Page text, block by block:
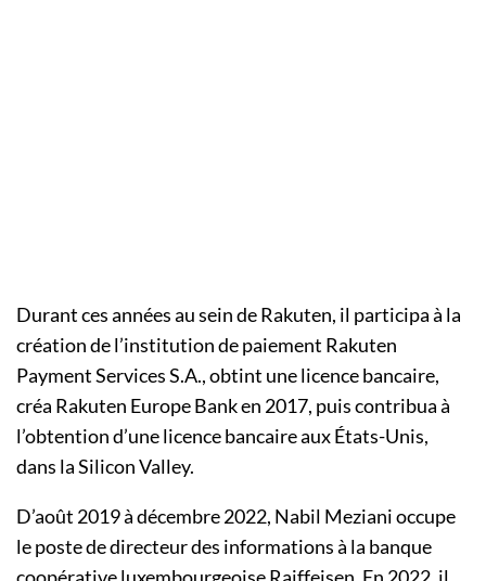
Durant ces années au sein de Rakuten, il participa à la
création de l’institution de paiement Rakuten
Payment Services S.A., obtint une licence bancaire,
créa Rakuten Europe Bank en 2017, puis contribua à
l’obtention d’une licence bancaire aux États-Unis,
dans la Silicon Valley.
D’août 2019 à décembre 2022, Nabil Meziani occupe
le poste de directeur des informations à la banque
coopérative luxembourgeoise Raiffeisen. En 2022, il